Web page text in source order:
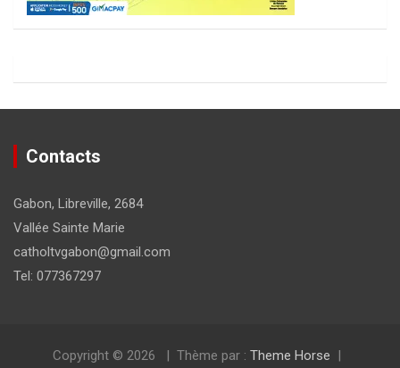
Contacts
Gabon, Libreville, 2684
Vallée Sainte Marie
catholtvgabon@gmail.com
Tel: 077367297
Copyright © 2026 Thème par : Theme Horse